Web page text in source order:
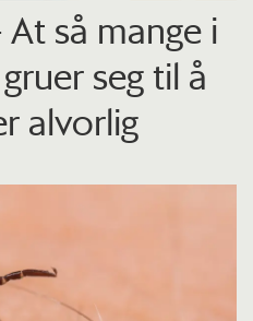
så mange i
seg til å
alvorlig